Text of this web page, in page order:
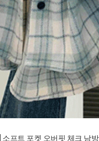
프트 포켓 오버핏 체크 남방